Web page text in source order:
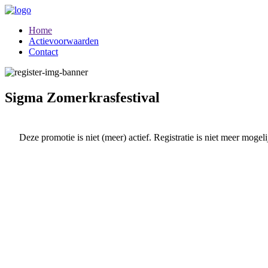
Home
Actievoorwaarden
Contact
Sigma Zomerkrasfestival
Deze promotie is niet (meer) actief. Registratie is niet meer